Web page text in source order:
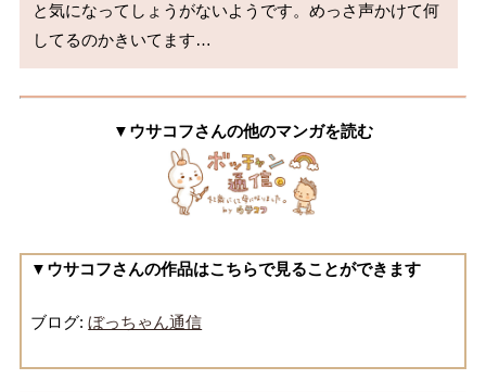
と気になってしょうがないようです。めっさ声かけて何
してるのかきいてます…
▼ウサコフさんの他のマンガを読む
▼ウサコフさんの作品はこちらで見ることができます
ブログ:ぼっちゃん通信